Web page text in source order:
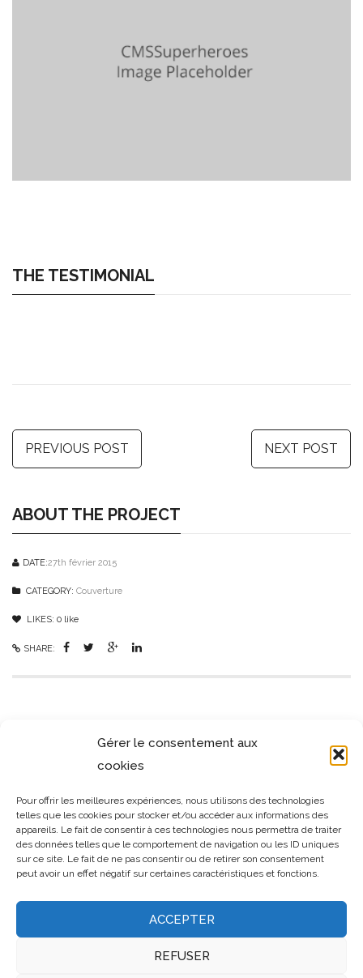
Gérer le consentement aux
cookies
Pour offrir les meilleures expériences, nous utilisons des technologies
telles que les cookies pour stocker et/ou accéder aux informations des
appareils. Le fait de consentir à ces technologies nous permettra de traiter
des données telles que le comportement de navigation ou les ID uniques
sur ce site. Le fait de ne pas consentir ou de retirer son consentement
peut avoir un effet négatif sur certaines caractéristiques et fonctions.
ACCEPTER
REFUSER
THE TESTIMONIAL
PREVIOUS POST NEXT POST
ABOUT THE PROJECT
DATE:27th février 2015
CATEGORY: Couverture
LIKES: 0 like
SHARE:
SIMILAR PROJECTS